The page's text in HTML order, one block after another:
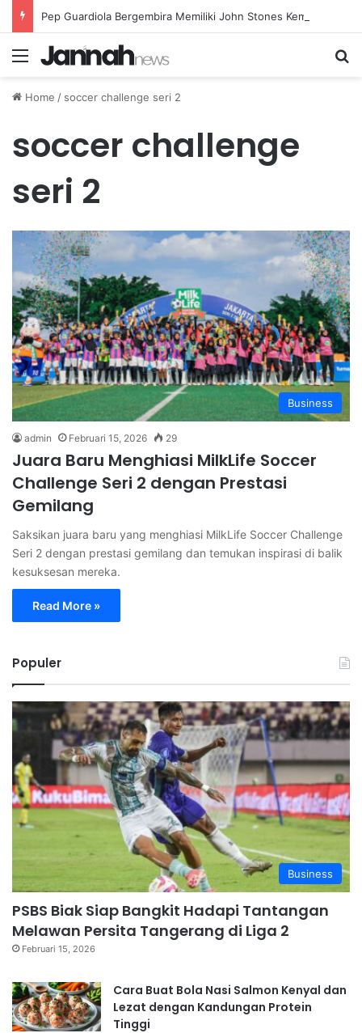
Menu
Home / soccer challenge seri 2
soccer challenge
seri 2
Business
admin Februari 15, 2026 29
Juara Baru Menghiasi MilkLife Soccer
Challenge Seri 2 dengan Prestasi
Gemilang
Saksikan juara baru yang menghiasi MilkLife Soccer Challenge
Seri 2 dengan prestasi gemilang dan temukan inspirasi di balik
kesuksesan mereka.
Read More »
Populer
Business
PSBS Biak Siap Bangkit Hadapi Tantangan
Melawan Persita Tangerang di Liga 2
Februari 15, 2026
Cara Buat Bola Nasi Salmon Kenyal dan
Lezat dengan Kandungan Protein
Tinggi